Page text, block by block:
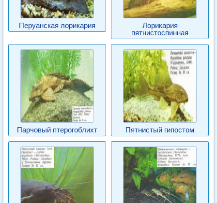
Перуанская лорикария
Лорикария
пятнистоспинная
Парчовый птерогоблихт Пятнистый гипостом